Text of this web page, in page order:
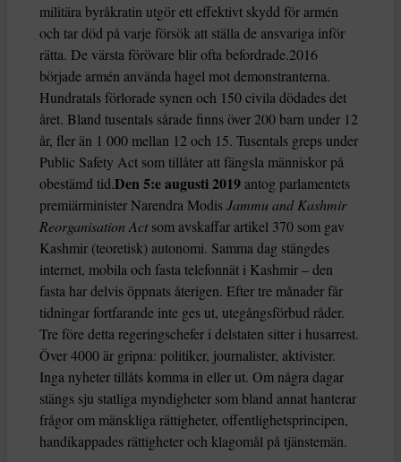
militära byråkratin utgör ett effektivt skydd för armén
och tar död på varje försök att ställa de ansvariga inför
rätta. De värsta förövare blir ofta befordrade.2016
började armén använda hagel mot demonstranterna.
Hundratals förlorade synen och 150 civila dödades det
året. Bland tusentals sårade finns över 200 barn under 12
år, fler än 1 000 mellan 12 och 15. Tusentals greps under
Public Safety Act som tillåter att fängsla människor på
obestämd tid.Den 5:e augusti 2019antog parlamentets
premiärminister Narendra ModisJammu and Kashmir
Reorganisation Actsom avskaffar artikel 370 som gav
Kashmir (teoretisk) autonomi. Samma dag stängdes
internet, mobila och fasta telefonnät i Kashmir – den
fasta har delvis öppnats återigen. Efter tre månader får
tidningar fortfarande inte ges ut, utegångsförbud råder.
Tre före detta regeringschefer i delstaten sitter i husarrest.
Över 4000 är gripna: politiker, journalister, aktivister.
Inga nyheter tillåts komma in eller ut. Om några dagar
stängs sju statliga myndigheter som bland annat hanterar
frågor om mänskliga rättigheter, offentlighetsprincipen,
handikappades rättigheter och klagomål på tjänstemän.